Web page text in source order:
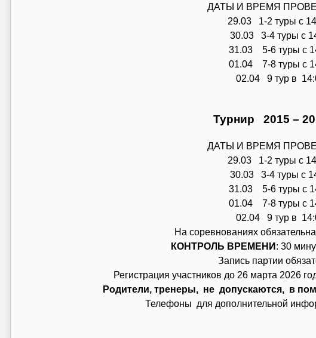
ДАТЫ И ВРЕМЯ
29.03 1-2 туры с
30.03 3-4 туры с
31.03 5-6 туры с
01.04 7-8 туры с
02.04 9 тур в
Турнир 2015 –
ДАТЫ И ВРЕМЯ
29.03 1-2 туры с
30.03 3-4 туры с
31.03 5-6 туры с
01.04 7-8 туры с
02.04 9 тур в
На соревнованиях
КОНТРОЛЬ ВРЕМЕНИ : 30
Запись партии
Регистрация участников до 26 марта 2026
Родители, тренеры, не допускаются, в
Телефоны для дополнительной